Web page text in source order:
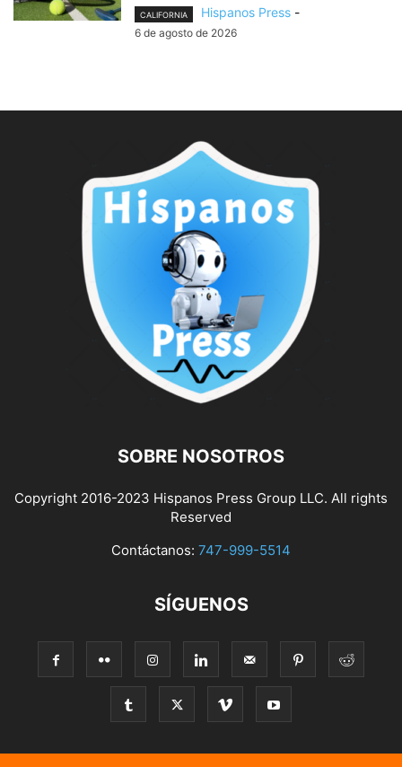
CALIFORNIA Hispanos Press -
6 de agosto de 2026
SOBRE NOSOTROS
Copyright 2016-2023 Hispanos Press Group LLC. All rights
Reserved
Contáctanos: 747-999-5514
SÍGUENOS